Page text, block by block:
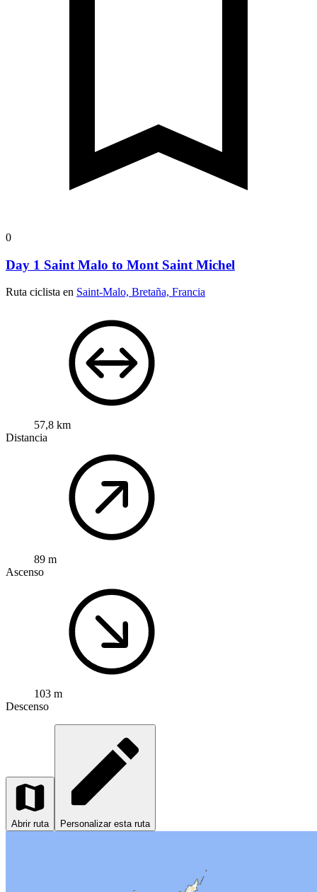
0
Day 1 Saint Malo to Mont Saint Michel
Ruta ciclista en Saint-Malo, Bretaña, Francia
57,8 km
Distancia
89 m
Ascenso
103 m
Descenso
Abrir ruta Personalizar esta ruta